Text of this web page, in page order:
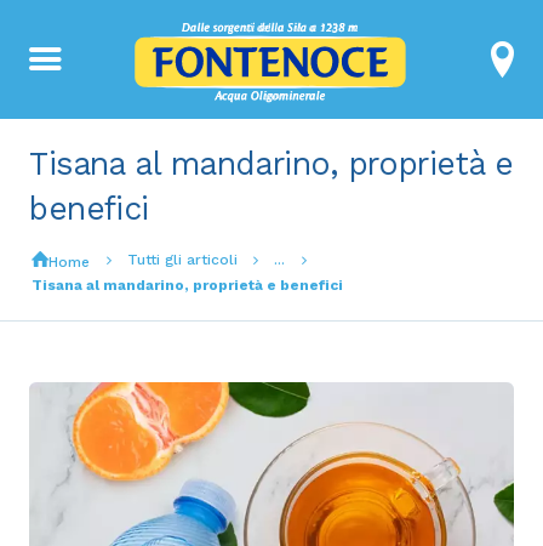
Tisana al mandarino, proprietà e
benefici
Home Tutti gli articoli
...
Tisana al mandarino, proprietà e benefici